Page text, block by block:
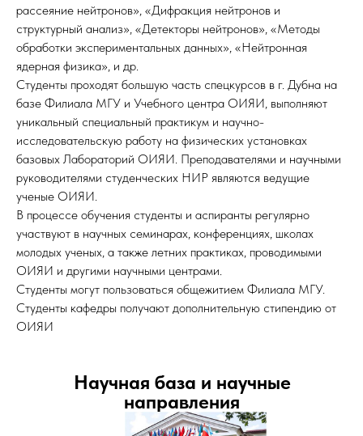
рассеяние нейтронов», «Дифракция нейтронов и
структурный анализ», «Детекторы нейтронов», «Методы
обработки экспериментальных данных», «Нейтронная
ядерная физика», и др.
Студенты проходят большую часть спецкурсов в г. Дубна на
базе Филиала МГУ и Учебного центра ОИЯИ, выполняют
уникальный специальный практикум и научно-
исследовательскую работу на физических установках
базовых Лабораторий ОИЯИ. Преподавателями и научными
руководителями студенческих НИР являются ведущие
ученые ОИЯИ.
В процессе обучения студенты и аспиранты регулярно
участвуют в научных семинарах, конференциях, школах
молодых ученых, а также летних практиках, проводимыми
ОИЯИ и другими научными центрами.
Студенты могут пользоваться общежитием Филиала МГУ.
Студенты кафедры получают дополнительную стипендию от
ОИЯИ
Научная база и научные
направления